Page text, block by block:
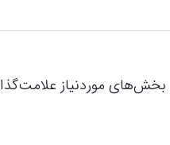
بخش‌های موردنیاز